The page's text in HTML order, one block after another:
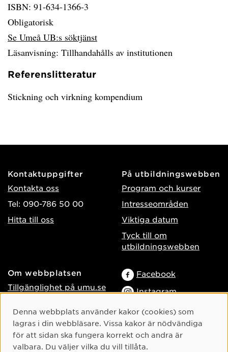
ISBN: 91-634-1366-3
Obligatorisk
Se Umeå UB:s söktjänst
Läsanvisning: Tillhandahålls av institutionen
Referenslitteratur
Stickning och virkning kompendium
Kontaktuppgifter
Kontakta oss
Tel: 090-786 50 00
Hitta till oss
På utbildningswebben
Program och kurser
Intresseområden
Viktiga datum
Tyck till om
utbildningswebben
Om webbplatsen
Tillgänglighet på umu.se
personuppgifter
Hantera kakor
Logga in som
Facebook
Instagram
TikTok
Youtube
LinkedIn
Cookie-samtycke
Denna webbplats använder kakor (cookies) som
lagras i din webbläsare. Vissa kakor är nödvändiga
för att sidan ska fungera korrekt och andra är
valbara. Du väljer vilka du vill tillåta.